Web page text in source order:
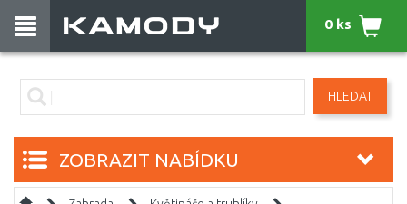
HLEDAT
0 ks
ZOBRAZIT NABÍDKU